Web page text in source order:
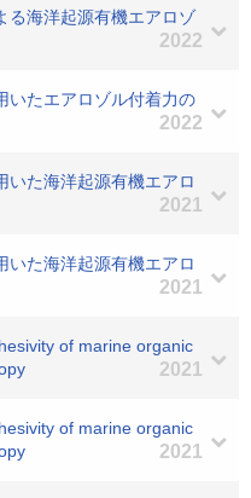
る海洋起源有機エアロゾ
2022
いたエアロゾル付着力の
2022
いた海洋起源有機エアロ
2021
いた海洋起源有機エアロ
2021
of marine organic
2021
of marine organic
2021